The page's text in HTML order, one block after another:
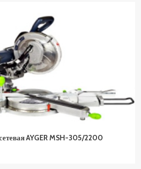
AYGER MSH-305/2200